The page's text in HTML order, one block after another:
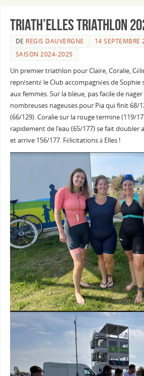
Triath’Elles Triathlon
DE REGIS DAUVERGNE
14 SEPTEMBRE
SAISON 2024-2025
Un premier triathlon pour Claire, Coralie,
représenté le Club accompagnées de
aux femmes. Sur la bleue, pas facile de
nombreuses nageuses pour Pia qui finit 68/
(66/129). Coralie sur la rouge termine (119/
rapidement de l’eau (65/177) se fait doubler
et arrive 156/177. Félicitations à Elles !